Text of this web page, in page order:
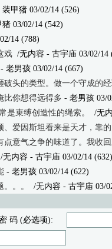
装甲猪 03/02/14 (526)
03/02/14 (542)
14 (788)
戏 /无内容 - 古宇庙 03/02/14
- 老男孩 03/02/14 (667)
破头的类型。做一个守成的
比你想得远得多 - 老男孩 03/
是束缚创造性的绳索。
/无
、爱因斯坦看来是天才，靠的
点意气之争的味道了。我收回
/无内容 - 古宇庙 03/02/14 (632)
- 老男孩 03/02/14 (622)
。。
/无内容 - 古宇庙 03/
密 码 (必选项):